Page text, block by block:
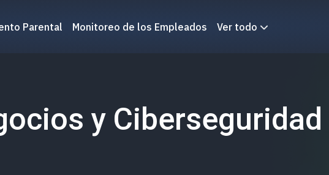
Parental Monitoreo de los Empleados Ver todo
y Ciberseguridad